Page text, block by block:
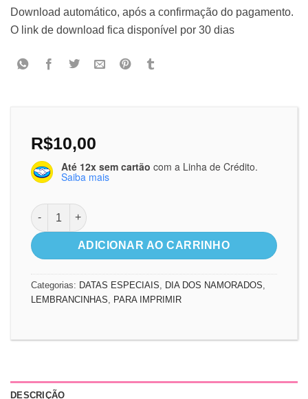
Download automático, após a confirmação do pagamento.
O link de download fica disponível por 30 dias
R$10,00
Até 12x sem cartão com a Linha de Crédito.
Saiba mais
Box Cores do Amor quantidade
ADICIONAR AO CARRINHO
Categorias: DATAS ESPECIAIS, DIA DOS NAMORADOS,
LEMBRANCINHAS, PARA IMPRIMIR
DESCRIÇÃO